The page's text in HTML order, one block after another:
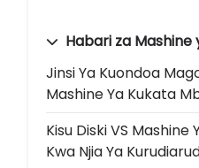
Habari za Mashine
Jinsi Ya Kuondoa
Mashine Ya Kukata
Kisu Diski VS Mashine
Kwa Njia Ya